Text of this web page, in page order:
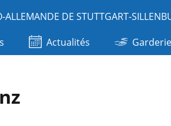
ALLEMANDE DE STUTTGART-
Actualités